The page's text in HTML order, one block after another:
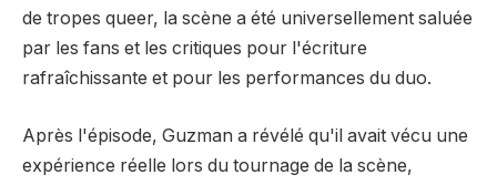
de tropes queer, la scène a été universellement saluée
par les fans et les critiques pour l'écriture
rafraîchissante et pour les performances du duo.
Après l'épisode, Guzman a révélé qu'il avait vécu une
expérience réelle lors du tournage de la scène,